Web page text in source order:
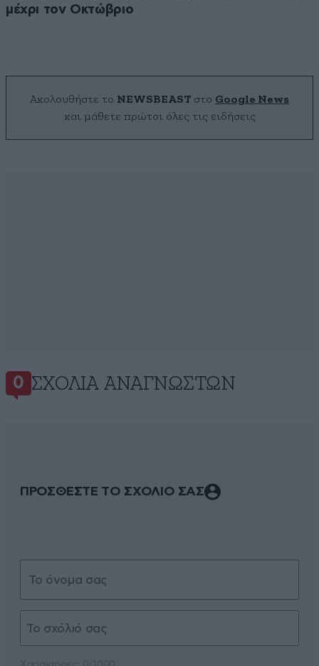
μέχρι τον Οκτώβριο
Ακολουθήστε το NEWSBEAST στο Google News
και μάθετε πρώτοι όλες τις ειδήσεις
0 ΣΧΌΛΙΑ ΑΝΑΓΝΩΣΤΏΝ
ΠΡΟΣΘΕΣΤΕ ΤΟ ΣΧΟΛΙΟ ΣΑΣ